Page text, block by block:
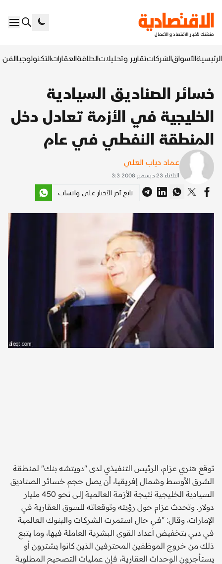
الرئيسيةالأسواقالشركاتتقارير وتحليلاتالطاقةالعقاراتالتكنولوجياالفن
خسائر الصناديق السيادية
الخليجية في الأزمة تعادل دخل
المنطقة النفطي في عام
عماد دياب العلي
الثلاثاء 23 ديسمبر 2008 3:3
تابع آخر الأخبار على واتساب
توقع هنري عزام، الرئيس التنفيذي لدى "دويتشه بنك" لمنطقة
الشرق الأوسط وشمال إفريقيا، أن يصل حجم خسائر الصناديق
السيادية الخليجية نتيجة الأزمة العالمية إلى نحو 450 مليار
دولار. وتحدث عزام حول رؤيته وتوقعاته للسوق العقارية في
الإمارات، وقال: "في حال استمرت الشركات والبنوك العالمية
في دبي بتخفيض أعداد القوى البشرية العاملة فيها، وما يتبع
ذلك من خروج الموظفين المحترفين الذين كانوا يشترون أو
يستأجرون الوحدات العقارية، فإن عمليات التصحيح المطلوبة